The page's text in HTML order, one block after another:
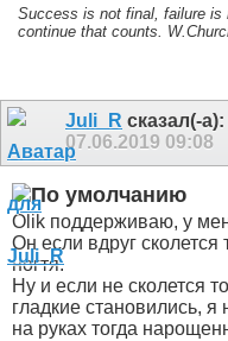
Success is not final, failure
continue that counts.
Juli_R сказал(-а):
07.06.2019 09:08
Olik поддерживаю, у
Он если вдруг сколется
ногтя.
Ну и если не сколется
гладкие становились, я
на руках тогда